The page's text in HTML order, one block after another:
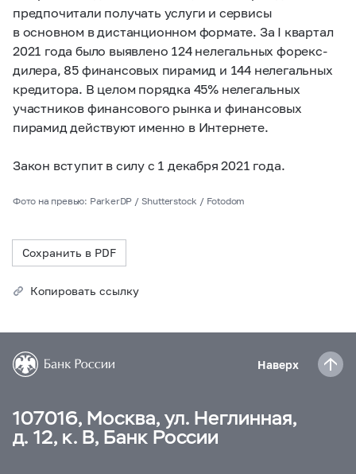
предпочитали получать услуги и сервисы
в основном в дистанционном формате. За I квартал
2021 года было выявлено 124 нелегальных форекс-
дилера, 85 финансовых пирамид и 144 нелегальных
кредитора. В целом порядка 45% нелегальных
участников финансового рынка и финансовых
пирамид действуют именно в Интернете.
Закон вступит в силу с 1 декабря 2021 года.
Фото на превью: ParkerDP / Shutterstock / Fotodom
Сохранить в PDF
Копировать ссылку
Наверх
107016, Москва, ул. Неглинная,
д. 12, к. В, Банк России